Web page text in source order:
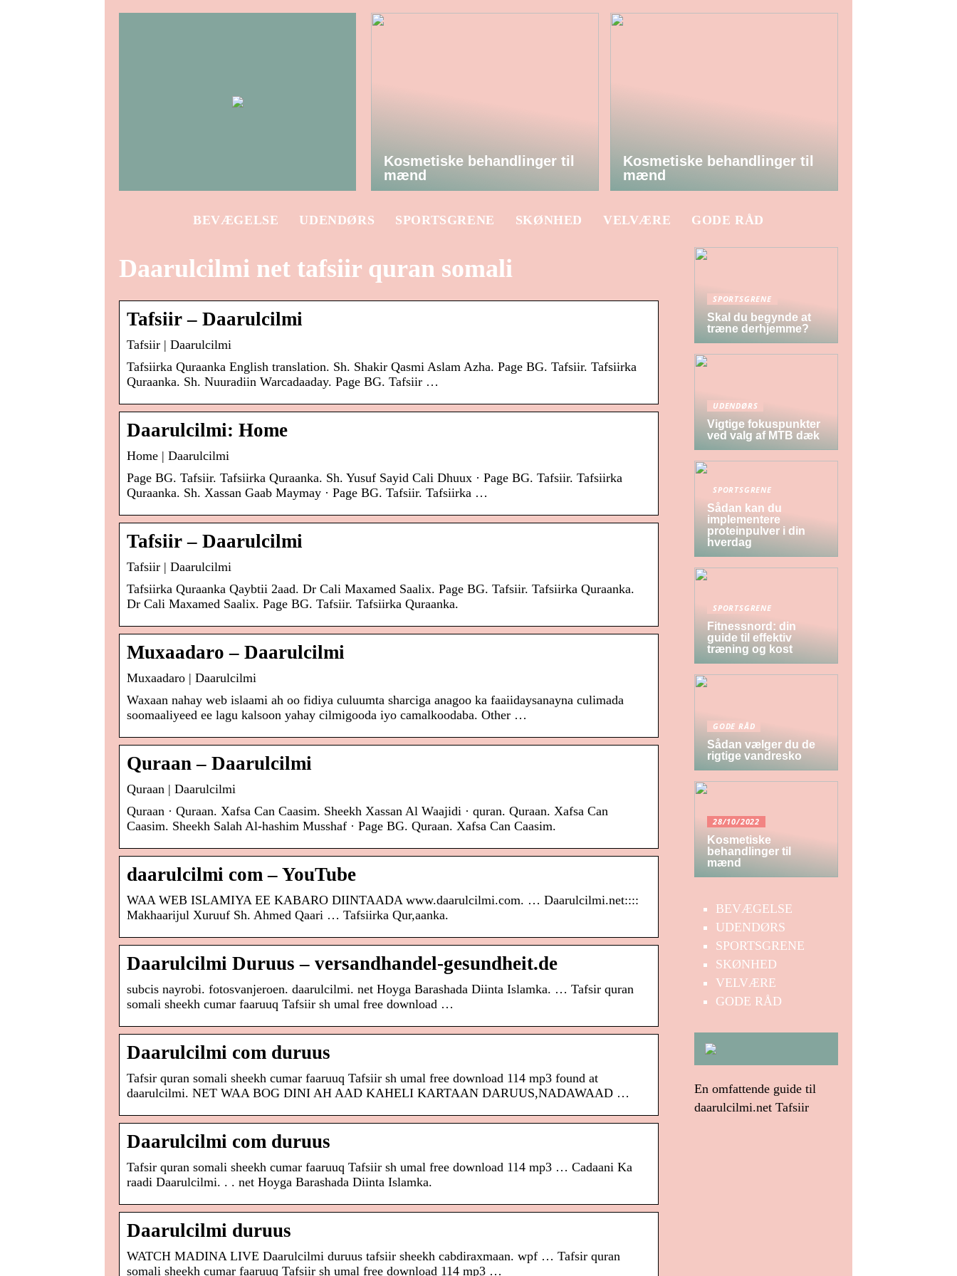
Kosmetiske behandlinger til
mænd
Kosmetiske behandlinger til
mænd
BEVÆGELSE UDENDØRS SPORTSGRENE SKØNHED VELVÆRE GODE RÅD
Daarulcilmi net tafsiir quran somali
Tafsiir – Daarulcilmi
Tafsiir | Daarulcilmi
Tafsiirka Quraanka English translation. Sh. Shakir Qasmi Aslam Azha. Page BG. Tafsiir. Tafsiirka
Quraanka. Sh. Nuuradiin Warcadaaday. Page BG. Tafsiir …
Daarulcilmi: Home
Home | Daarulcilmi
Page BG. Tafsiir. Tafsiirka Quraanka. Sh. Yusuf Sayid Cali Dhuux · Page BG. Tafsiir. Tafsiirka
Quraanka. Sh. Xassan Gaab Maymay · Page BG. Tafsiir. Tafsiirka …
Tafsiir – Daarulcilmi
Tafsiir | Daarulcilmi
Tafsiirka Quraanka Qaybtii 2aad. Dr Cali Maxamed Saalix. Page BG. Tafsiir. Tafsiirka Quraanka.
Dr Cali Maxamed Saalix. Page BG. Tafsiir. Tafsiirka Quraanka.
Muxaadaro – Daarulcilmi
Muxaadaro | Daarulcilmi
Waxaan nahay web islaami ah oo fidiya culuumta sharciga anagoo ka faaiidaysanayna culimada
soomaaliyeed ee lagu kalsoon yahay cilmigooda iyo camalkoodaba. Other …
Quraan – Daarulcilmi
Quraan | Daarulcilmi
Quraan · Quraan. Xafsa Can Caasim. Sheekh Xassan Al Waajidi · quran. Quraan. Xafsa Can
Caasim. Sheekh Salah Al-hashim Musshaf · Page BG. Quraan. Xafsa Can Caasim.
daarulcilmi com – YouTube
WAA WEB ISLAMIYA EE KABARO DIINTAADA www.daarulcilmi.com. … Daarulcilmi.net::::
Makhaarijul Xuruuf Sh. Ahmed Qaari … Tafsiirka Qur,aanka.
Daarulcilmi Duruus – versandhandel-gesundheit.de
subcis nayrobi. fotosvanjeroen. daarulcilmi. net Hoyga Barashada Diinta Islamka. … Tafsir quran
somali sheekh cumar faaruuq Tafsiir sh umal free download …
Daarulcilmi com duruus
Tafsir quran somali sheekh cumar faaruuq Tafsiir sh umal free download 114 mp3 found at
daarulcilmi. NET WAA BOG DINI AH AAD KAHELI KARTAAN DARUUS,NADAWAAD …
Daarulcilmi com duruus
Tafsir quran somali sheekh cumar faaruuq Tafsiir sh umal free download 114 mp3 … Cadaani Ka
raadi Daarulcilmi. . . net Hoyga Barashada Diinta Islamka.
Daarulcilmi duruus
WATCH MADINA LIVE Daarulcilmi duruus tafsiir sheekh cabdiraxmaan. wpf … Tafsir quran
somali sheekh cumar faaruuq Tafsiir sh umal free download 114 mp3 …
SPORTSGRENE
Skal du begynde at
træne derhjemme?
UDENDØRS
Vigtige fokuspunkter
ved valg af MTB dæk
SPORTSGRENE
Sådan kan du
implementere
proteinpulver i din
hverdag
SPORTSGRENE
Fitnessnord: din
guide til effektiv
træning og kost
GODE RÅD
Sådan vælger du de
rigtige vandresko
28/10/2022
Kosmetiske
behandlinger til
mænd
BEVÆGELSE
UDENDØRS
SPORTSGRENE
SKØNHED
VELVÆRE
GODE RÅD
En omfattende guide til
daarulcilmi.net Tafsiir